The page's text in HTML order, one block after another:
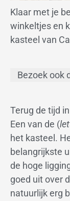
Klaar met je
winkeltjes en
kasteel van
Bezoek ook
Terug de tijd
Een van de (
het kasteel.
belangrijkste
de hoge
goed uit over
natuurlijk erg